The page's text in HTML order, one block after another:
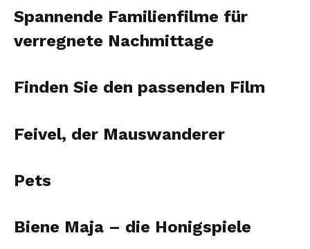
Spannende Familienfilme für
verregnete Nachmittage
Finden Sie den passenden Film
Feivel, der Mauswanderer
Pets
Biene Maja – die Honigspiele